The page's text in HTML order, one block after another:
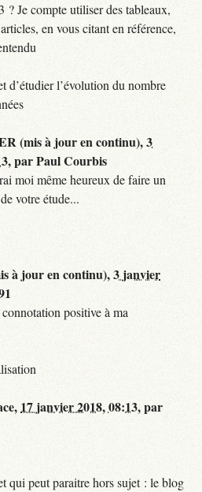
? Je compte utiliser des tableaux,
en vous citant en référence,
d’étudier l’évolution du nombre
(mis à jour en continu),3
,parPaul Courbis
moi même heureux de faire un
votre étude...
à jour en continu),3 janvier
positive à ma
17 janvier 2018, 08:13,par
qui peut paraitre hors sujet : le blog